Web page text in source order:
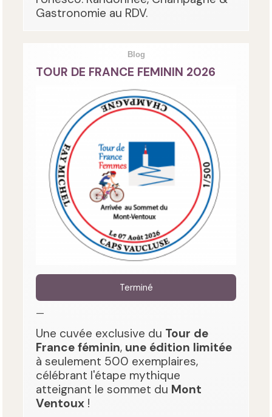
Gastronomie au RDV.
Blog
TOUR DE FRANCE FEMININ 2026
Terminé
—
Une cuvée exclusive du Tour de
France féminin, une édition limitée
à seulement 500 exemplaires,
célébrant l'étape mythique
atteignant le sommet du Mont
Ventoux !